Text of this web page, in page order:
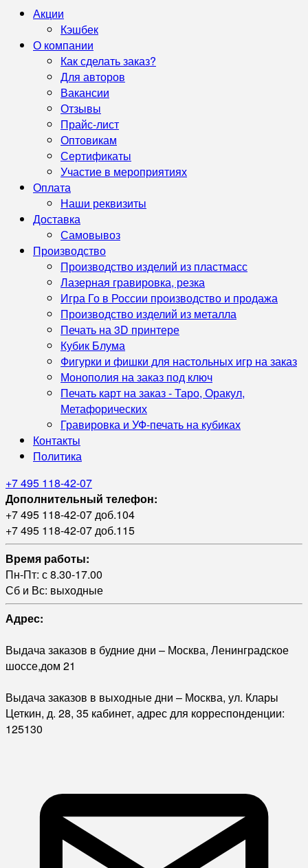
Акции
Кэшбек
О компании
Как сделать заказ?
Для авторов
Вакансии
Отзывы
Прайс-лист
Оптовикам
Сертификаты
Участие в мероприятиях
Оплата
Наши реквизиты
Доставка
Самовывоз
Производство
Производство изделий из пластмасс
Лазерная гравировка, резка
Игра Го в России производство и продажа
Производство изделий из металла
Печать на 3D принтере
Кубик Блума
Фигурки и фишки для настольных игр на заказ
Монополия на заказ под ключ
Печать карт на заказ - Таро, Оракул,
Метафорических
Гравировка и УФ‑печать на кубиках
Контакты
Политика
+7 495 118-42-07
Дополнительный телефон:
+7 495 118-42-07 доб.104
+7 495 118-42-07 доб.115
Время работы:
Пн-Пт: с 8.30-17.00
Сб и Вс: выходные
Адрес:
Выдача заказов в будние дни – Москва, Ленинградское
шоссе,дом 21
Выдача заказов в выходные дни – Москва, ул. Клары
Цеткин, д. 28, 35 кабинет, адрес для корреспонденции:
125130